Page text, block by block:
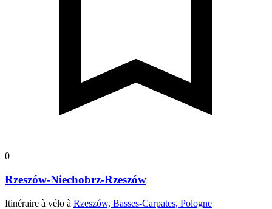
0
Rzeszów-Niechobrz-Rzeszów
Itinéraire à vélo à Rzeszów, Basses-Carpates, Pologne